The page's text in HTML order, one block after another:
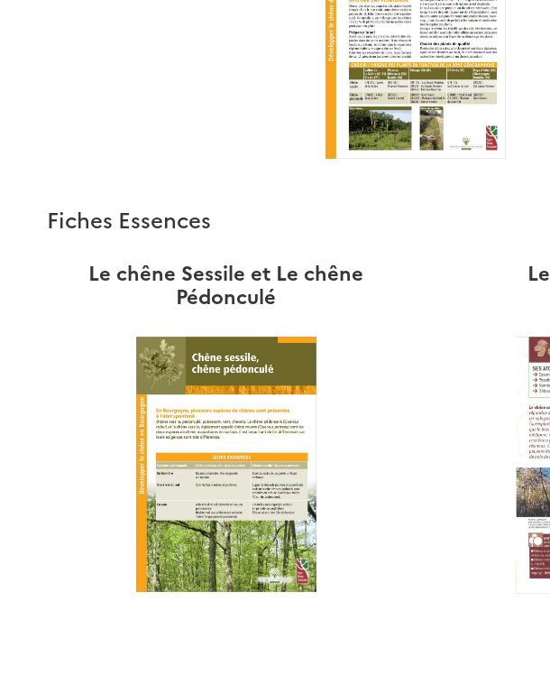
Fiches Essences
Le chêne Sessile et Le chêne
Pédonculé